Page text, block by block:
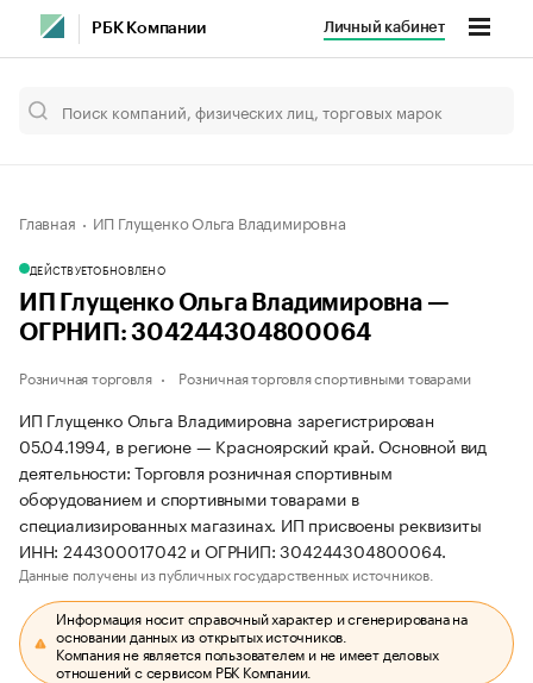
РБК Компании Личный кабинет
Главная ИП Глущенко Ольга Владимировна
ДЕЙСТВУЕТОБНОВЛЕНО
ИП Глущенко Ольга Владимировна —
ОГРНИП: 304244304800064
Розничная торговля Розничная торговля спортивными товарами
ИП Глущенко Ольга Владимировна зарегистрирован
05.04.1994, в регионе — Красноярский край. Основной вид
деятельности: Торговля розничная спортивным
оборудованием и спортивными товарами в
специализированных магазинах. ИП присвоены реквизиты
ИНН: 244300017042 и ОГРНИП: 304244304800064.
Данные получены из публичных государственных источников.
Информация носит справочный характер и сгенерирована на
основании данных из открытых источников.
Компания не является пользователем и не имеет деловых
отношений с сервисом РБК Компании.